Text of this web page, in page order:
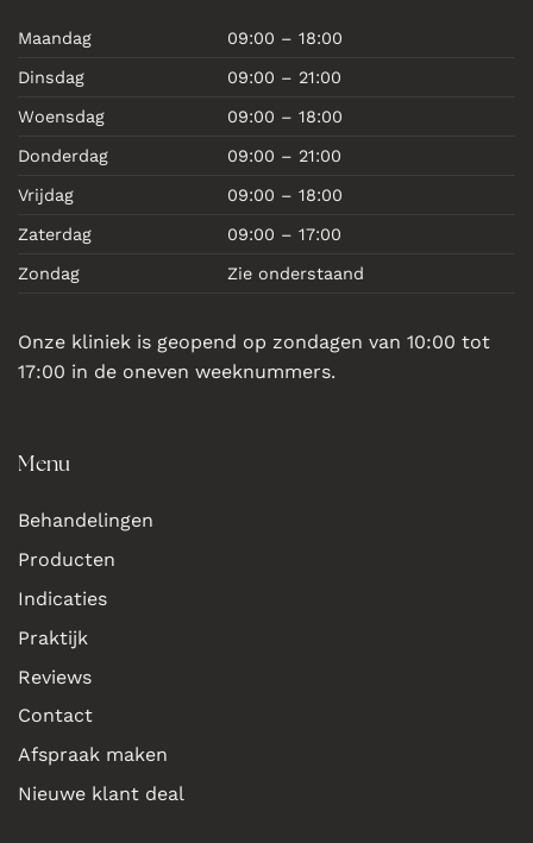
Maandag 09:00 – 18:00
Dinsdag 09:00 – 21:00
Woensdag 09:00 – 18:00
Donderdag 09:00 – 21:00
Vrijdag 09:00 – 18:00
Zaterdag 09:00 – 17:00
Zondag Zie onderstaand
Onze kliniek is geopend op zondagen van 10:00 tot
17:00 in de oneven weeknummers.
Menu
Behandelingen
Producten
Indicaties
Praktijk
Reviews
Contact
Afspraak maken
Nieuwe klant deal